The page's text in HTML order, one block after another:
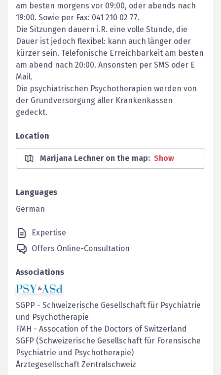
am besten morgens vor 09:00, oder abends nach
19:00. Sowie per Fax: 041 210 02 77.
Die Sitzungen dauern i.R. eine volle Stunde, die
Dauer ist jedoch flexibel: kann auch länger oder
kürzer sein. Telefonische Erreichbarkeit am besten
am abend nach 20:00. Ansonsten per SMS oder E
Mail.
Die psychiatrischen Psychotherapien werden von
der Grundversorgung aller Krankenkassen
gedeckt.
Location
Marijana Lechner on the map: Show
Languages
German
Expertise
Offers Online-Consultation
Associations
SGPP - Schweizerische Gesellschaft für Psychiatrie
und Psychotherapie
FMH - Assocation of the Doctors of Switzerland
SGFP (Schweizerische Gesellschaft für Forensische
Psychiatrie und Psychotherapie)
Ärztegesellschaft Zentralschweiz